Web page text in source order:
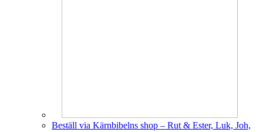
Beställ via Kärnbibelns shop – Rut & Ester, Luk, Joh,